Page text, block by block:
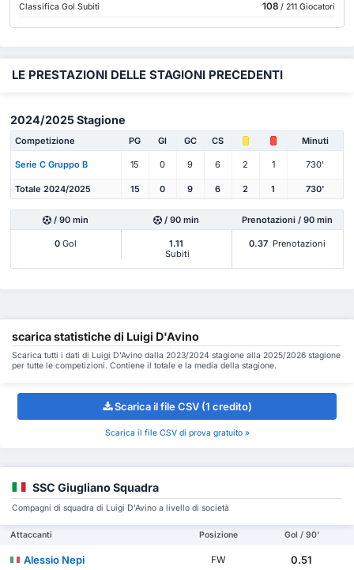
Classifica Gol Subiti 108/ 211 Giocatori
LE PRESTAZIONI DELLE STAGIONI PRECEDENTI
2024/2025 Stagione
Competizione PG Gl GC CS Minuti
Serie C Gruppo B 15 0 9 6 2 1 730'
Totale 2024/2025 15 0 9 6 2 1 730'
/ 90 min / 90 min Prenotazioni / 90 min
0 Gol
1.11
Subiti
0.37 Prenotazioni
scarica statistiche di Luigi D'Avino
Scarica tutti i dati di Luigi D'Avino dalla 2023/2024 stagione alla 2025/2026 stagione
per tutte le competizioni. Contiene il totale e la media della stagione.
Scarica il file CSV (1 credito)
Scarica il file CSV di prova gratuito »
SSC Giugliano Squadra
Compagni di squadra di Luigi D'Avino a livello di società
Attaccanti Posizione Gol / 90'
Alessio Nepi FW 0.51